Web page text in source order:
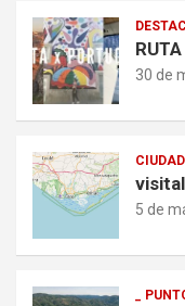
30 de
5 de
_